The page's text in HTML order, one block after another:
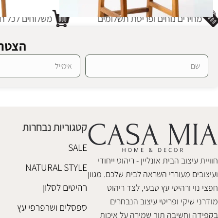
כסא בר לואיס
הוספה לסל
כסא בר סנדיי
הוספה לסל
משלוחים לכל מחירים נוחים ופריסת תשלומים
חוויית עיצוב הבית אונליין - ריהוט ייחודי
ועיצובים מעוררי השראה לבית שלכם. מגוון
חפצי נוי ורהיטי עץ טבעי, לצד ריהוט
מודרני שיקי ופריטי עיצוב הנבחרים
בקפידה וחשיבה תוך שמירה על איכות
קטגוריות נבחרות
SALE
NATURAL STYLE
רהיטים לסלון
ספסלים ושרפרפי עץ